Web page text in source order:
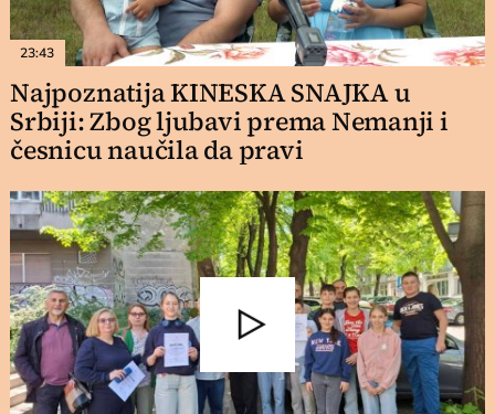
23:43
Najpoznatija KINESKA SNAJKA u
Srbiji: Zbog ljubavi prema Nemanji i
česnicu naučila da pravi